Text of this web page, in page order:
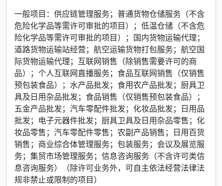
一般项目：供应链管理服务；普通货物仓储服务（不含
危险化学品等需许可审批的项目）；低温仓储（不含危
险化学品等需许可审批的项目）；国内货物运输代理；
道路货物运输站经营；航空运输货物打包服务；航空国
际货物运输代理；互联网销售（除销售需要许可的商
品）；个人互联网直播服务；食品互联网销售（仅销售
预包装食品）；水产品批发；食用农产品批发；厨具卫
具及日用杂品批发；食品销售（仅销售预包装食品）；
五金产品批发；汽车零配件批发；化妆品批发；日用品
批发；电子元器件批发；厨具卫具及日用杂品零售；化
妆品零售；汽车零配件零售；农副产品销售；日用百货
销售；商业综合体管理服务；包装服务；会议及展览服
务；集贸市场管理服务；信息咨询服务（不含许可类信
息咨询服务）（除许可业务外，可自主依法经营法律法
规非禁止或限制的项目）